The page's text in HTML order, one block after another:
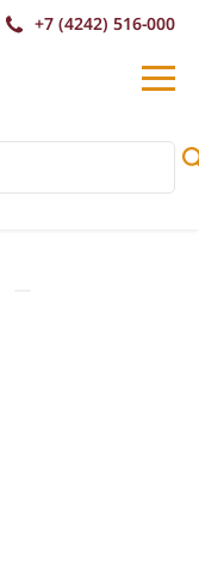
+7 (4242) 516-000